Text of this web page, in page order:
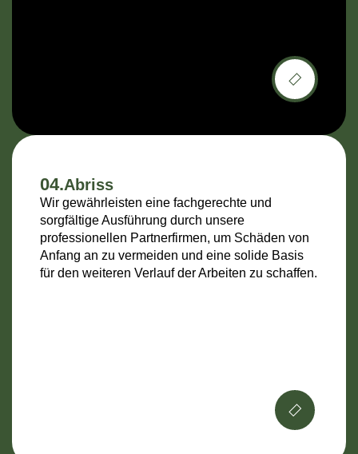
04.Abriss
Wir gewährleisten eine fachgerechte und
sorgfältige Ausführung durch unsere
professionellen Partnerfirmen, um Schäden von
Anfang an zu vermeiden und eine solide Basis
für den weiteren Verlauf der Arbeiten zu schaffen.